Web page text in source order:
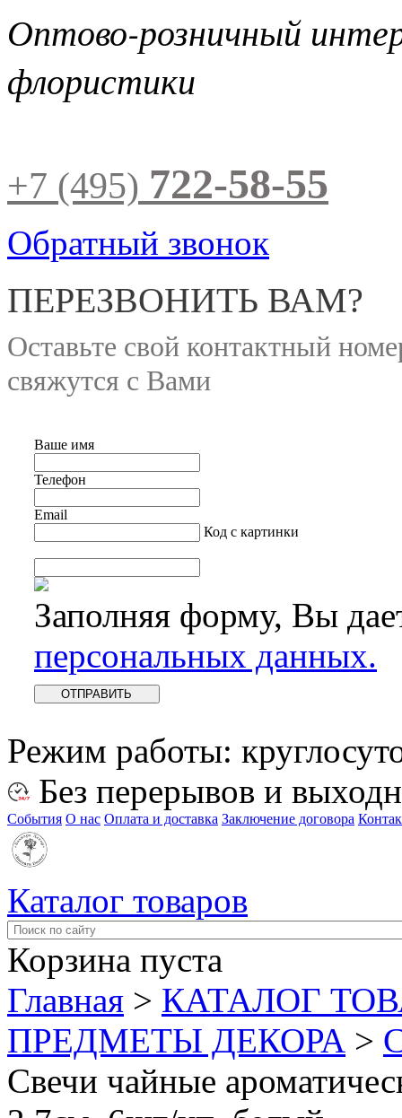
Оптово-розничный
флористики
+7 (495) 722-58-55
Обратный звонок
ПЕРЕЗВОНИТЬ ВАМ?
Оставьте свой контактный
свяжутся с Вами
Ваше имя
Телефон
Email
Код с картинки
Заполняя форму, Вы
персональных данных.
Режим работы:
Без перерывов и
События О нас Оплата и доставка Заключение договора
Каталог товаров
Корзина пуста
Главная > КАТАЛОГ
ПРЕДМЕТЫ ДЕКОРА >
Свечи чайные